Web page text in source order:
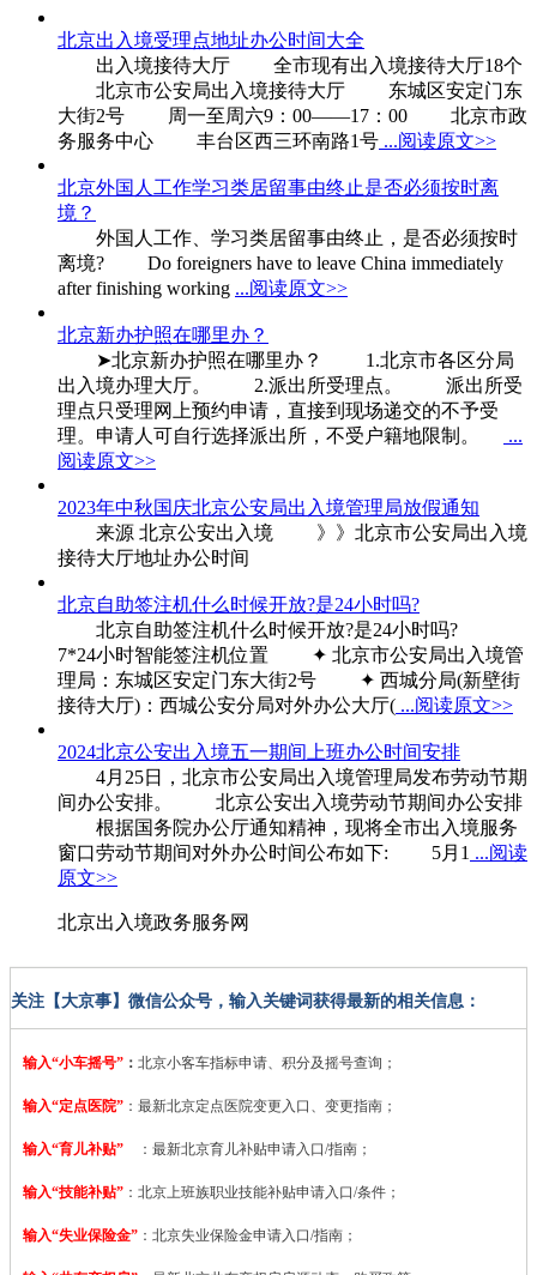
北京出入境受理点地址办公时间大全
出入境接待大厅 全市现有出入境接待大厅18个
北京市公安局出入境接待大厅 东城区安定门东
大街2号 周一至周六9：00——17：00 北京市政
务服务中心 丰台区西三环南路1号 ...阅读原文>>
北京外国人工作学习类居留事由终止是否必须按时离
境？
外国人工作、学习类居留事由终止，是否必须按时
离境? Do foreigners have to leave China immediately
after finishing working ...阅读原文>>
北京新办护照在哪里办？
➤北京新办护照在哪里办？ 1.北京市各区分局
出入境办理大厅。 2.派出所受理点。 派出所受
理点只受理网上预约申请，直接到现场递交的不予受
理。申请人可自行选择派出所，不受户籍地限制。
...
阅读原文>>
2023年中秋国庆北京公安局出入境管理局放假通知
来源 北京公安出入境 》》北京市公安局出入境
接待大厅地址办公时间
北京自助签注机什么时候开放?是24小时吗?
北京自助签注机什么时候开放?是24小时吗?
7*24小时智能签注机位置 ✦ 北京市公安局出入境管
理局：东城区安定门东大街2号 ✦ 西城分局(新壁街
接待大厅)：西城公安分局对外办公大厅( ...阅读原文>>
2024北京公安出入境五一期间上班办公时间安排
4月25日，北京市公安局出入境管理局发布劳动节期
间办公安排。 北京公安出入境劳动节期间办公安排
根据国务院办公厅通知精神，现将全市出入境服务
窗口劳动节期间对外办公时间公布如下: 5月1 ...阅读
原文>>
北京出入境政务服务网
关注【大京事】微信公众号，输入关键词获得最新的相关信息：
输入“小车摇号” ： 北京小客车指标申请、积分及摇号查询；
输入“定点医院” ： 最新北京定点医院变更入口、变更指南；
输入“育儿补贴” ：最新北京育儿补贴申请入口/指南；
输入“技能补贴” ： 北京上班族职业技能补贴申请入口/条件；
输入“失业保险金” ：北京失业保险金申请入口/指南；